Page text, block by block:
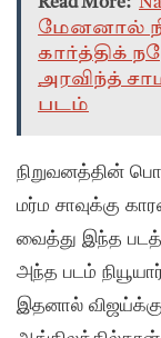
Read More:
மேனனால்
கார்த்திக்
அரவிந்த்
படம்
நிறுவனத்தின்
மர்ம சாவுக்கு
வைத்து இந்த
அந்த படம்
இதனால்